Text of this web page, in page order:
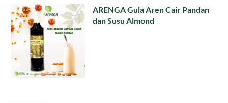
ARENGA Gula Aren Cair Pandan
dan Susu Almond